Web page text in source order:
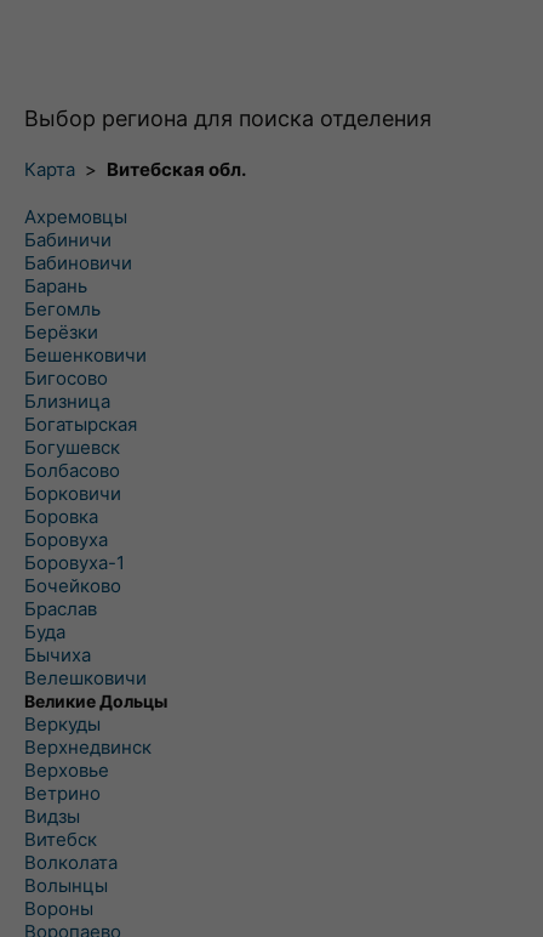
Выбор региона для поиска отделения
Карта > Витебская обл.
Ахремовцы
Бабиничи
Бабиновичи
Барань
Бегомль
Берёзки
Бешенковичи
Бигосово
Близница
Богатырская
Богушевск
Болбасово
Борковичи
Боровка
Боровуха
Боровуха-1
Бочейково
Браслав
Буда
Бычиха
Велешковичи
Великие Дольцы
Веркуды
Верхнедвинск
Верховье
Ветрино
Видзы
Витебск
Волколата
Волынцы
Вороны
Воропаево